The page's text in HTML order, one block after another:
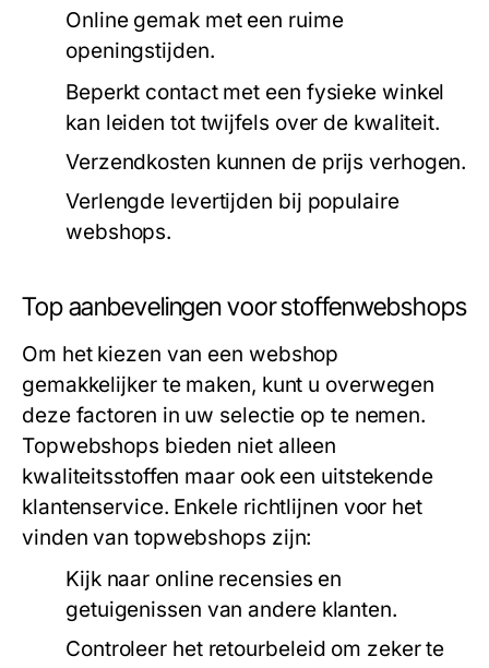
Online gemak met een ruime
openingstijden.
Beperkt contact met een fysieke winkel
kan leiden tot twijfels over de kwaliteit.
Verzendkosten kunnen de prijs verhogen.
Verlengde levertijden bij populaire
webshops.
Top aanbevelingen voor stoffenwebshops
Om het kiezen van een webshop
gemakkelijker te maken, kunt u overwegen
deze factoren in uw selectie op te nemen.
Topwebshops bieden niet alleen
kwaliteitsstoffen maar ook een uitstekende
klantenservice. Enkele richtlijnen voor het
vinden van topwebshops zijn:
Kijk naar online recensies en
getuigenissen van andere klanten.
Controleer het retourbeleid om zeker te